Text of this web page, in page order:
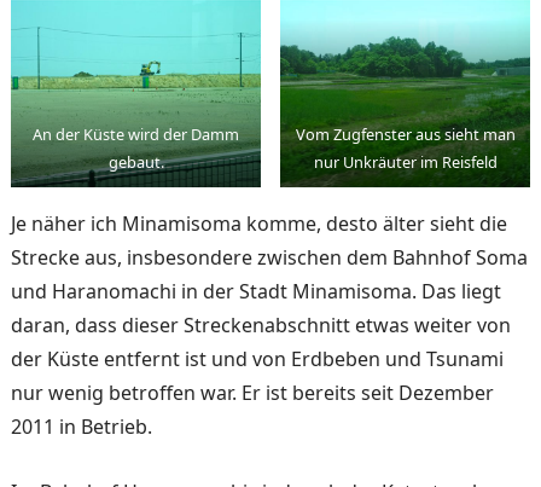
An der Küste wird der Damm
gebaut.
Vom Zugfenster aus sieht man
nur Unkräuter im Reisfeld
Je näher ich Minamisoma komme, desto älter sieht die
Strecke aus, insbesondere zwischen dem Bahnhof Soma
und Haranomachi in der Stadt Minamisoma. Das liegt
daran, dass dieser Streckenabschnitt etwas weiter von
der Küste entfernt ist und von Erdbeben und Tsunami
nur wenig be­troffen war. Er ist bereits seit Dezember
2011 in Betrieb.